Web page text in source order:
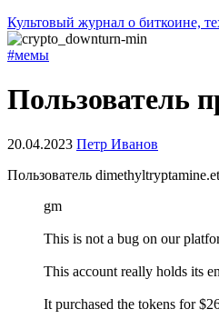
Культовый журнал о биткоине,
#мемы
Пользователь
20.04.2023 Петр Иванов
Пользователь
gm
This is not a bug on our
This account really holds its
It purchased the tokens for